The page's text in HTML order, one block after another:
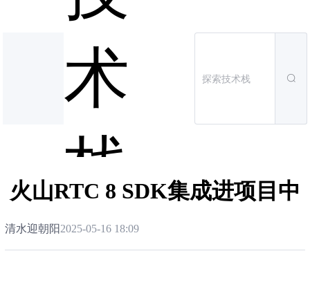
术
栈
火山RTC 8 SDK集成进项目中
清水迎朝阳 2025-05-16 18:09